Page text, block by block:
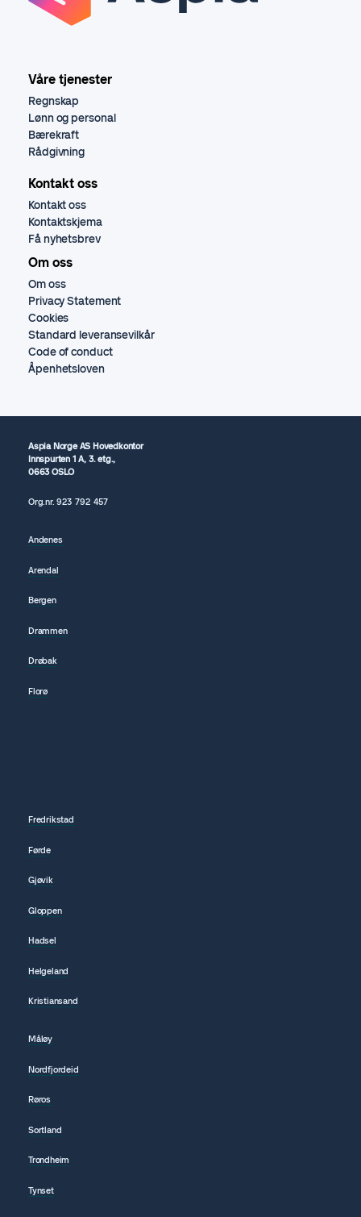
Våre tjenester
Regnskap
Lønn og personal
Bærekraft
Rådgivning
Kontakt oss
Kontakt oss
Kontaktskjema
Få nyhetsbrev
Om oss
Om oss
Privacy Statement
Cookies
Standard leveransevilkår
Code of conduct
Åpenhetsloven
Aspia Norge AS Hovedkontor
Innspurten 1 A, 3. etg.,
0663 OSLO
Org.nr.923 792457
Andenes
Arendal
Bergen
Drammen
Drøbak
Florø
Fredrikstad
Førde
Gjøvik
Gloppen
Hadsel
Helgeland
Kristiansand
Måløy
Nordfjordeid
Røros
Sortland
Trondheim
Tynset